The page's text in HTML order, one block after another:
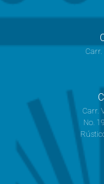
Carr.
No.